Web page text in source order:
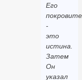
Его
-
это
истина.
Затем
Он
указал